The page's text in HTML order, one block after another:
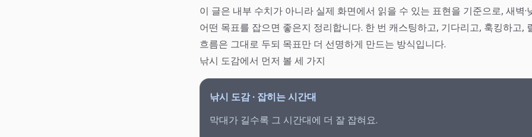
이 글은 내부 수치가 아니라 실제 화면에서 읽을 수 있는 표현을 기준으로, 새벽·
어떤 목표를 잡으면 좋은지 정리합니다. 한 번 캐스팅하고, 기다리고, 훅킹하고,
흐름은 그대로 두되 목표만 더 선명하게 만드는 방식입니다.
낚시 도감에서 먼저 볼 세 가지
낚시 도감 · 잡히는 시간대
막대가 길수록 그 시간대에 더 잘 잡혀요.